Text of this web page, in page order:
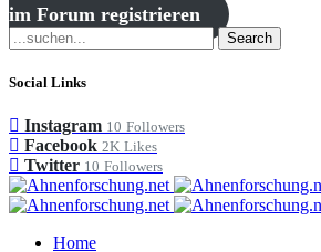
im Forum registrieren
Search
Social Links
Instagram 10 Followers
Facebook 2K Likes
Twitter 10 Followers
Home